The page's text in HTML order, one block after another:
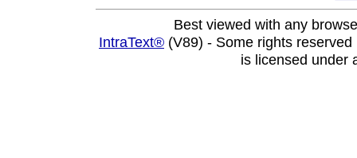
Best viewed with any
IntraText® (V89) - Some rights
is licensed under